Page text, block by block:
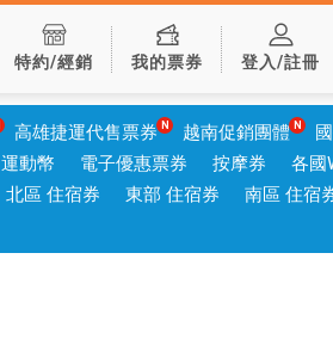
特約/經銷 我的票券 登入/註冊
高雄捷運代售票券 越南促銷團體
運動幣 電子優惠票券 按摩券 各國
北區 住宿券 東部 住宿券 南區 住宿